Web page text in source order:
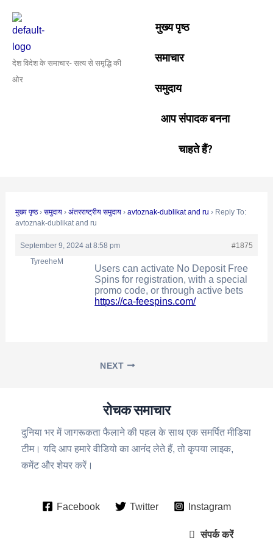
content
देश विदेश के समाचार- सत्य से समृद्धि की
ओर
मुख्य पृष्ठ
समाचार
समुदाय
आप संपादक बनना
चाहते हैं?
मुख्य पृष्ठ › समुदाय › अंतरराष्ट्रीय समुदाय › avtoznak-dublikat and ru › Reply To:
avtoznak-dublikat and ru
September 9, 2024 at 8:58 pm
#1875
TyreeheM
Users can activate No Deposit Free
Spins for registration, with a special
promo code, or through active bets
https://ca-feespins.com/
navigation
NEXT
रोचक समाचार
दुनिया भर में जागरूकता फैलाने की पहल के साथ एक समर्पित मीडिया
टीम। यदि आप हमारे वीडियो का आनंद लेते हैं, तो कृपया लाइक,
कमेंट और शेयर करें।
Facebook Twitter Instagram
संपर्क करें